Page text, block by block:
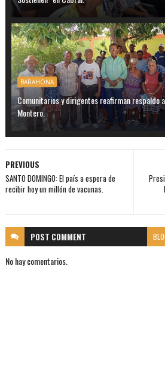
BARAHONA
Comunitarios y dirigentes reafirman respaldo
Montero.
PREVIOUS
SANTO DOMINGO: El país a espera de
recibir hoy un millón de vacunas.
POST COMMENT
No hay comentarios.